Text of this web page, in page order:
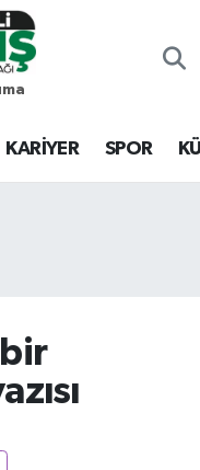
KARİYER SPOR